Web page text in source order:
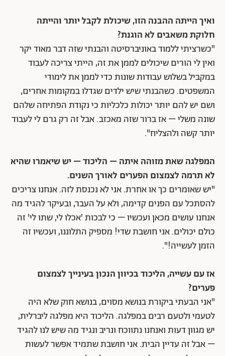
ואיך הייתה ההבנה הזו, שיכולת לקבל יותר והייתה
חלוקת משאבים לא הוגנת?
"כשרציתי ללמוד באוניברסיטה והבנתי שזה דבר מאוד יקר
ואין לי הורים שיכולים לממן את זה, הייתי צריכה לעבוד
במקביל בשלוש עבודות שונות כדי לממן את לימודי
המשפטים. כשהבנתי שיש ילדים שגדלו במקומות אחרים,
ושם יש להם יותר יכולות כלכליות כי נקודת הפתיחה שלהם
שונה משלי – אז ברור שזה מאכזב. אבל זה רק גרם לי לעבוד
יותר קשה ולהצליח".
המפלגה שאת מזוהה איתה – הליכוד – יש שיאמרו שהיא
לא תרמה לצמצום הפערים לאורך השנים.
"יש שאומרים כך או אחרת. אני לא נכנסת לזה. אנחנו צריכים
להסתכל עם הפנים קדימה, ולא על העבר, ובעיקר להגיד מה
אנחנו עושים מכאן ועכשיו – כי לבכות 'אכלו לי, שתו לי' זה
כולם יכולים. אני חושבת שדי! מספיק התלוננו, ועכשיו זה
הזמן לעשייה!".
אז עם עשייה, הליכוד בכיוון הנכון בעינייך לצמצום
פערים?
"אני הבעתי ביקורת בנושא מסוים, בנושא חוק שלא היה
לטעמי ולטעם רבים במפלגה. הליכוד היא מפלגה ליברלית,
יש מגוון דעות ואנחנו נתווכח ונריב ונגיד מה שיש לנו להגיד
– אבל זה עדיין הבית. אני חושבת שתמיד אפשר לעשות